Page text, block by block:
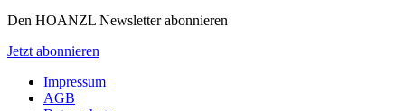
Den HOANZL Newsletter abonnieren
Jetzt abonnieren
Impressum
AGB